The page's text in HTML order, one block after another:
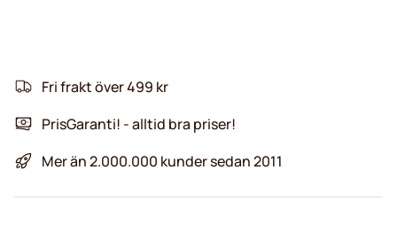
Fri frakt över 499 kr
PrisGaranti! - alltid bra priser!
Mer än 2.000.000 kunder sedan 2011